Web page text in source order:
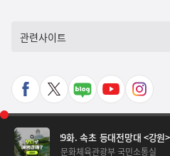
여행갈까] 29화. 속초 등대전망대 <강원>
문화체육관광부 국민소통실
관련사이트
페
이
스
북
X
바
가
네
이
포
유
튜
바
인
스
그
PC 버전